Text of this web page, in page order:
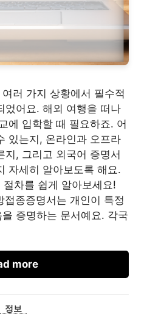
러 가지 상황에서 필수적
었어요. 해외 여행을 떠나
에 입학할 때 필요하죠. 어
있는지, 온라인과 오프라
지, 그리고 외국어 증명서
자세히 알아보도록 해요.
차를 쉽게 알아보세요!
접종증명서는 개인이 특정
증명하는 문서예요. 각국
more
카정보